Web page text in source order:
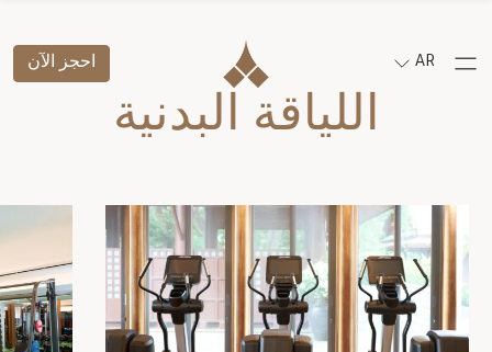
AR احجز الآن
اللياقة البدنية